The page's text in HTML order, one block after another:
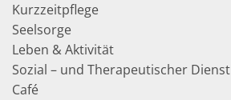
Kurzzeitpflege
Seelsorge
Leben & Aktivität
Sozial – und Therapeutischer Dienst
Café